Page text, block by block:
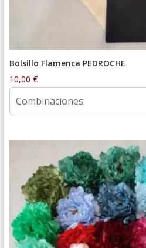
Bolsillo Flamenca PEDROCHE
10,00 €
Combinaciones: